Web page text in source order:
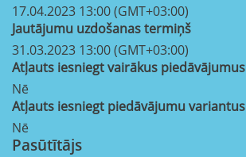
17.04.2023 13:00 (GMT+03:00)
Jautājumu uzdošanas termiņš
31.03.2023 13:00 (GMT+03:00)
Atļauts iesniegt vairākus piedāvājumus
Nē
Atļauts iesniegt piedāvājumu variantus
Nē
Pasūtītājs